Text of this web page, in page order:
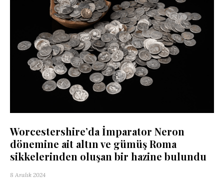
Worcestershire’da İmparator Neron
dönemine ait altın ve gümüş Roma
sikkelerinden oluşan bir hazine bulundu
8 Aralık 2024